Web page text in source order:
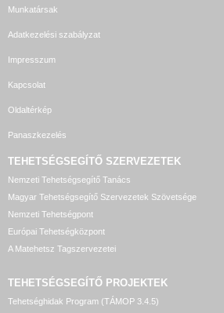
Munkatársak
Adatkezelési szabályzat
Impresszum
Kapcsolat
Oldaltérkép
Panaszkezelés
TEHETSÉGSEGÍTŐ SZERVEZETEK
Nemzeti Tehetségsegítő Tanács
Magyar Tehetségsegítő Szervezetek Szövetsége
Nemzeti Tehetségpont
Európai Tehetségközpont
A Matehetsz Tagszervezetei
TEHETSÉGSEGÍTŐ PROJEKTEK
Tehetséghidak Program (TÁMOP 3.4.5)